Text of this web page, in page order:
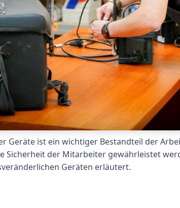
Geräte ist ein wichtiger Bestandteil der
Sicherheit der Mitarbeiter gewährleistet
Geräten erläutert.